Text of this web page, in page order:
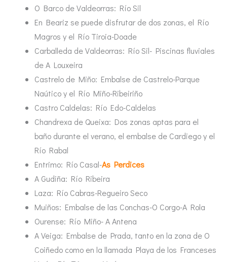
O Barco de Valdeorras: Río Sil
En Beariz se puede disfrutar de dos zonas, el Río
Magros y el Río Tiroia-Doade
Carballeda de Valdeorras: Río Sil- Piscinas fluviales
de A Louxeira
Castrelo de Miño: Embalse de Castrelo-Parque
Naútico y el Río Miño-Ribeiriño
Castro Caldelas: Río Edo-Caldelas
Chandrexa de Queixa: Dos zonas aptas para el
baño durante el verano, el embalse de Cardiego y el
Río Rabal
Entrimo: Río Casal-As Perdices
A Gudiña: Río Ribeira
Laza: Río Cabras-Regueiro Seco
Muiños: Embalse de las Conchas-O Corgo-A Rola
Ourense: Río Miño- A Antena
A Veiga: Embalse de Prada, tanto en la zona de O
Coiñedo como en la llamada Playa de los Franceses